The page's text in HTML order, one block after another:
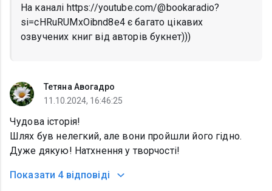
На каналі https://youtube.com/@bookaradio?
si=cHRuRUMxOibnd8e4 є багато цікавих
озвучених книг від авторів букнет)))
Тетяна Авогадро
11.10.2024, 16:46:25
Чудова історія!
Шлях був нелегкий, але вони пройшли його гідно.
Дуже дякую! Натхнення у творчості!
Показати 4 відповіді